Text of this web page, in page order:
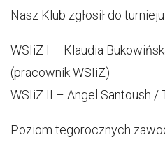
Nasz Klub zgłosił do
WSIiZ I – Klaudia
(pracownik WSIiZ)
WSIiZ II – Angel Santoush /
Poziom tegorocznych